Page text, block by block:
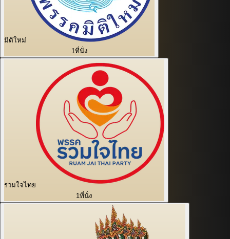
มิติใหม่
1ที่นั่ง
รวมใจไทย
1ที่นั่ง